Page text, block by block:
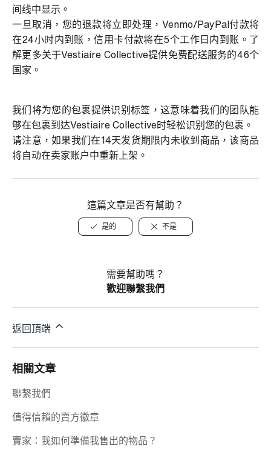
间线中显示。
一旦取消，您的退款将立即处理，Venmo/PayPal付款将
在24小时内到账，信用卡付款将在5个工作日内到账。了
解更多关于Vestiaire Collective提供免费配送服务的46个
国家。
我们将为您的包裹提供识别标签，这意味着我们的团队能
够在包裹到达Vestiaire Collective时轻松识别您的包裹。
请注意，如果我们在14天发货期限内未收到商品，该商品
将自动在卖家账户中重新上架。
這篇文章是否有幫助？
是的 不是
需要幫助嗎？
歡迎聯繫我們
返回頂端
相關文章
聯繫我們
值得信賴的賣方徽章
賣家：我如何準備我售出的物品？